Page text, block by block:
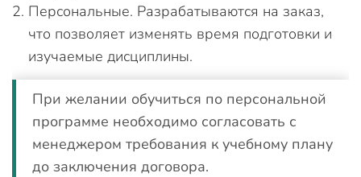
Персональные. Разрабатываются на заказ,
что позволяет изменять время подготовки и
изучаемые дисциплины.
При желании обучиться по персональной
программе необходимо согласовать с
менеджером требования к учебному плану
до заключения договора.